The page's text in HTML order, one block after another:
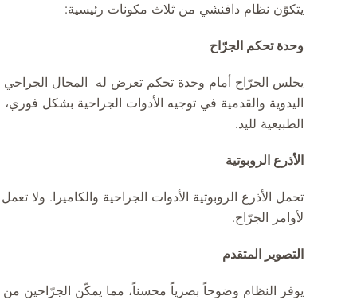
يتكوّن نظام دافنشي من ثلاث مكونات رئيسية:
وحدة تحكم الجرّاح
يجلس الجرّاح أمام وحدة تحكم تعرض له المجال الجراحي
اليدوية والقدمية في توجيه الأدوات الجراحية بشكل
الطبيعية لليد.
الأذرع الروبوتية
تحمل الأذرع الروبوتية الأدوات الجراحية والكاميرا.
لأوامر الجرّاح.
التصوير المتقدم
يوفر النظام وضوحاً بصرياً محسناً، مما يمكّن الجرّاحين من